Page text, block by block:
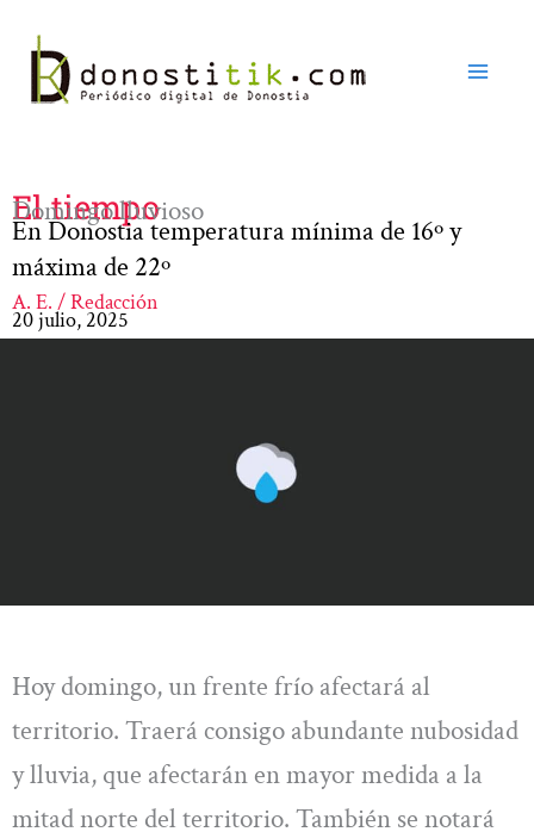
contenido
El tiempo
Domingo lluvioso
En Donostia temperatura mínima de 16º y
máxima de 22º
A. E. / Redacción
20 julio, 2025
Hoy domingo, un frente frío afectará al
territorio. Traerá consigo abundante nubosidad
y lluvia, que afectarán en mayor medida a la
mitad norte del territorio. También se notará